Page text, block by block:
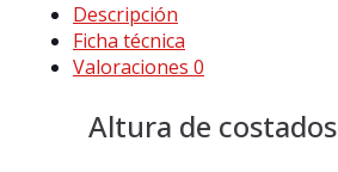
Descripción
Ficha técnica
Valoraciones 0
Altura de costados